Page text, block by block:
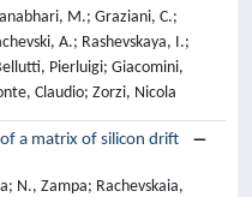
M.; Graziani, C.;
A.; Rashevskaya, I.;
Pierluigi; Giacomini,
Claudio; Zorzi, Nicola
a matrix of silicon drift
N., Zampa; Rachevskaia,